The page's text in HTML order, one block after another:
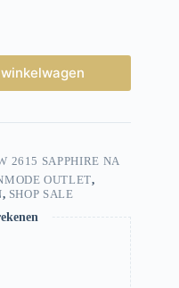
2615 SAPPHIRE NA
OUTLET,
, SHOP SALE